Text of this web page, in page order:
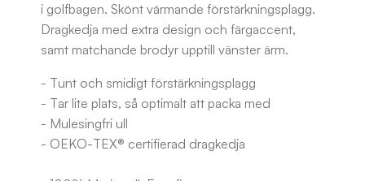
i golfbagen. Skönt värmande förstärkningsplagg.
Dragkedja med extra design och färgaccent,
samt matchande brodyr upptill vänster ärm.
- Tunt och smidigt förstärkningsplagg
- Tar lite plats, så optimalt att packa med
- Mulesingfri ull
- OEKO-TEX® certifierad dragkedja